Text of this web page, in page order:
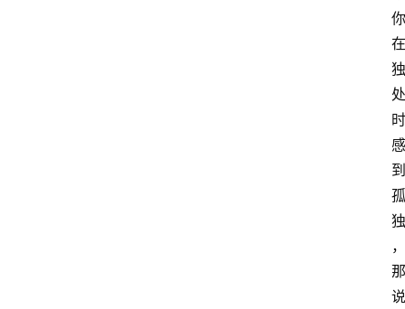
你
在
独
处
时
感
到
孤
独
，
那
说